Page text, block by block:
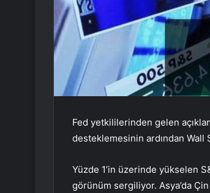
Fed yetkililerinden gelen
desteklemesinin ardından
Yüzde 1’in üzerinde yükselen
görünüm sergiliyor. Asya’da